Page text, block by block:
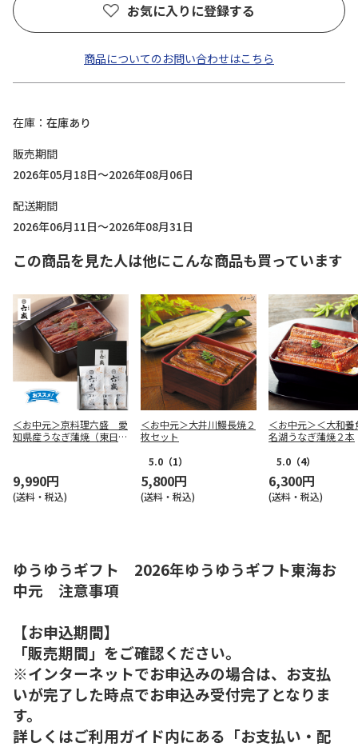
お気に入りに登録する
商品についてのお問い合わせはこちら
在庫
在庫あり
販売期間
2026年05月18日～2026年08月06日
配送期間
2026年06月11日～2026年08月31日
この商品を見た人は他にこんな商品も買っています
＜お中元＞京料理六盛 愛
知県産うなぎ蒲焼（東日本
9,990円
(送料・税込)
＜お中元＞大井川鰻長焼２
枚セット
5.0 （1）
5,800円
(送料・税込)
＜お中元＞＜大和養
名湖うなぎ蒲焼２本
5.0 （4）
6,300円
(送料・税込)
ゆうゆうギフト 2026年ゆうゆうギフト東海お
中元 注意事項
【お申込期間】
「販売期間」をご確認ください。
※インターネットでお申込みの場合は、お支払
いが完了した時点でお申込み受付完了となりま
す。
詳しくはご利用ガイド内にある「お支払い・配